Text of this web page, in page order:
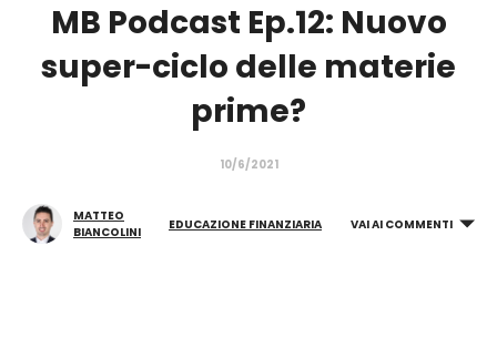
MB Podcast Ep.12: Nuovo
super-ciclo delle materie
prime?
10/6/2021
EDUCAZIONE FINANZIARIA
MATTEO
BIANCOLINI
VAI AI COMMENTI